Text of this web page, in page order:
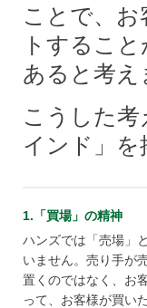
ことで、
トするこ
あると考え
こうした
インド」を
1.「買場」の精神
ハンズでは「売場」
いません。売り手が
置くのではなく、お
って、お客様が買い